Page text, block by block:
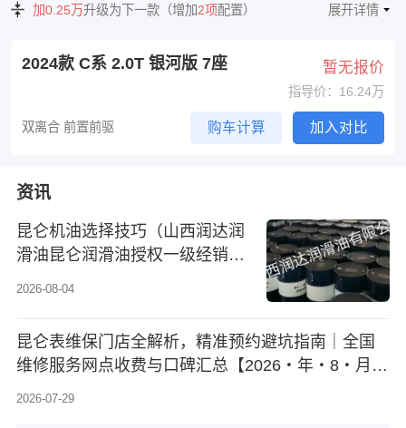
加0.25万升级为下一款（增加2项配置） 展开详情
2024款 C系 2.0T 银河版 7座 暂无报价
指导价：16.24万
双离合 前置前驱 购车计算 加入对比
资讯
昆仑机油选择技巧（山西润达润
滑油昆仑润滑油授权一级经销
2026-08-04
昆仑表维保门店全解析，精准预约避坑指南｜全国
维修服务网点收费与口碑汇总【2026・年・8・月预
2026-07-29